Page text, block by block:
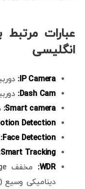
عبارات
انگلیسی
IP Camera:
Dash Cam:
Smart camera:
Detection:
Face Detection:
Smart Tracking:
WDR:
دینامیکی وسیع